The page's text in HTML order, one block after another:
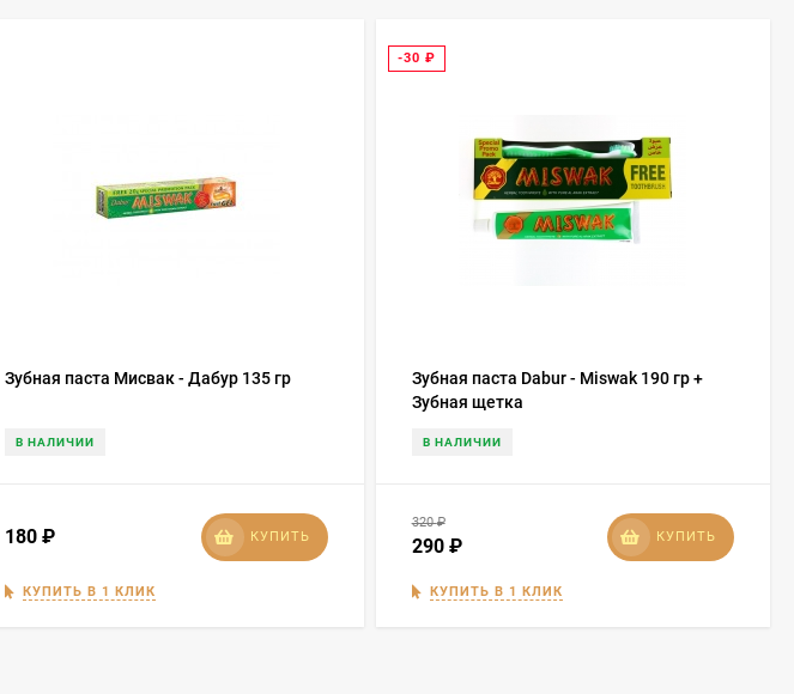
Зубная паста Мисвак - Дабур 135 гр
В НАЛИЧИИ
180₽ КУПИТЬ
КУПИТЬ В 1 КЛИК
-30 ₽
Зубная паста Dabur - Miswak 190 гр +
Зубная щетка
В НАЛИЧИИ
320₽
290 ₽ КУПИТЬ
КУПИТЬ В 1 КЛИК